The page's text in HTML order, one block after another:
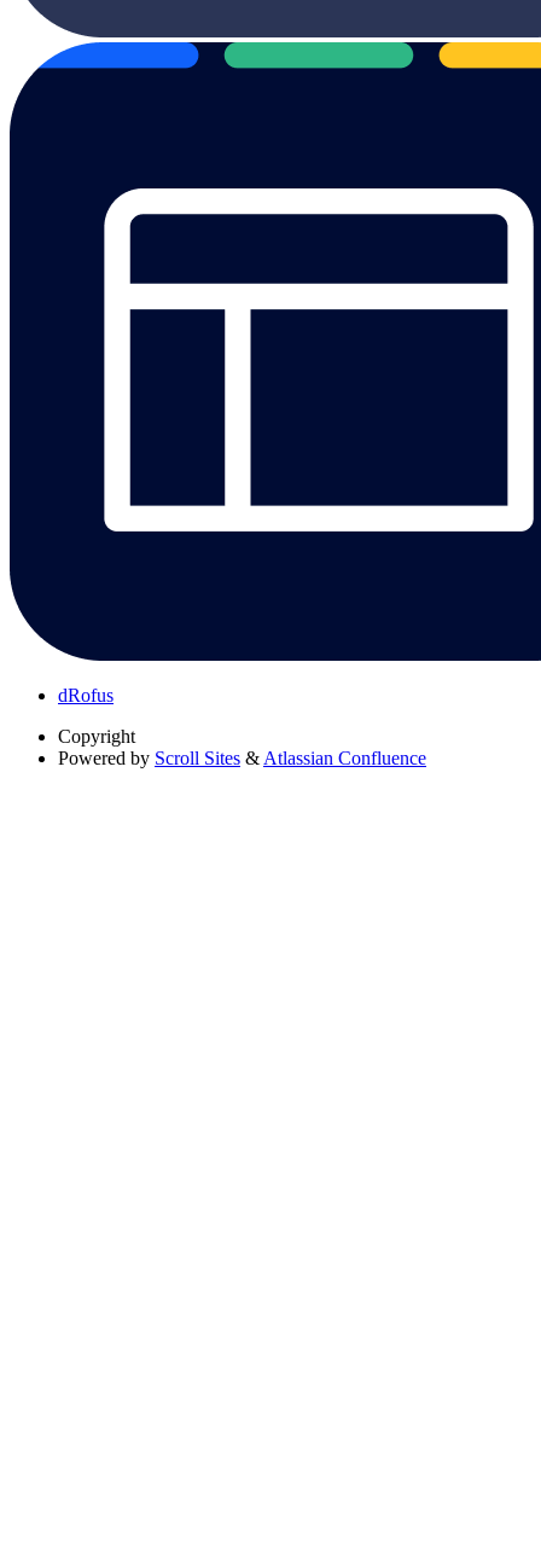
dRofus
Copyright
Powered by Scroll Sites & Atlassian Confluence